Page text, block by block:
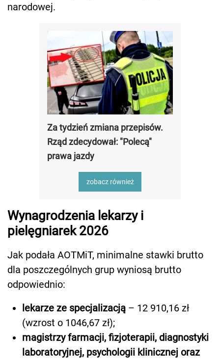
narodowej.
Za tydzień zmiana przepisów.
Rząd zdecydował: "Polecą"
prawa jazdy
zobacz również
Wynagrodzenia lekarzy i
pielęgniarek 2026
Jak podała AOTMiT, minimalne stawki brutto
dla poszczególnych grup wyniosą brutto
odpowiednio:
lekarze ze specjalizacją – 12 910,16 zł
(wzrost o 1046,67 zł);
magistrzy farmacji, fizjoterapii, diagnostyki
laboratoryjnej, psychologii klinicznej oraz